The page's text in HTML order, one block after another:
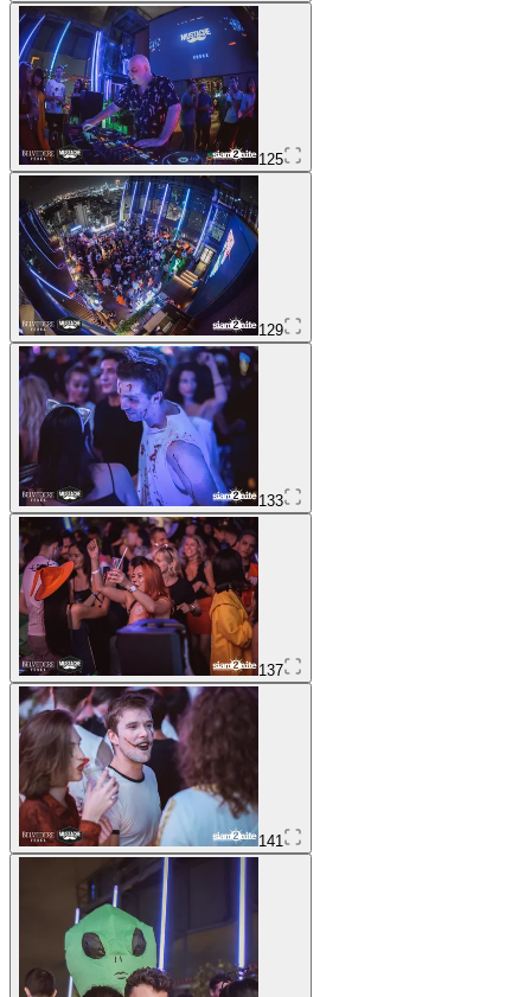
125
129
133
137
141